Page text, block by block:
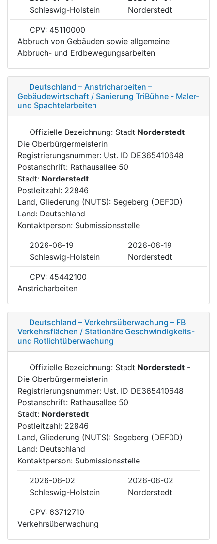
Schleswig-Holstein
Norderstedt
CPV: 45110000
Abbruch von Gebäuden sowie allgemeine
Abbruch- und Erdbewegungsarbeiten
Deutschland – Anstricharbeiten –
Gebäudewirtschaft / Sanierung TriBühne - Maler-
und Spachtelarbeiten
Offizielle Bezeichnung: Stadt Norderstedt -
Die Oberbürgermeisterin
Registrierungsnummer: Ust. ID DE365410648
Postanschrift: Rathausallee 50
Stadt: Norderstedt
Postleitzahl: 22846
Land, Gliederung (NUTS): Segeberg (DEF0D)
Land: Deutschland
Kontaktperson: Submissionsstelle
2026-06-19
2026-06-19
Schleswig-Holstein
Norderstedt
CPV: 45442100
Anstricharbeiten
Deutschland – Verkehrsüberwachung – FB
Verkehrsflächen / Stationäre Geschwindigkeits-
und Rotlichtüberwachung
Offizielle Bezeichnung: Stadt Norderstedt -
Die Oberbürgermeisterin
Registrierungsnummer: Ust. ID DE365410648
Postanschrift: Rathausallee 50
Stadt: Norderstedt
Postleitzahl: 22846
Land, Gliederung (NUTS): Segeberg (DEF0D)
Land: Deutschland
Kontaktperson: Submissionsstelle
2026-06-02
2026-06-02
Schleswig-Holstein
Norderstedt
CPV: 63712710
Verkehrsüberwachung